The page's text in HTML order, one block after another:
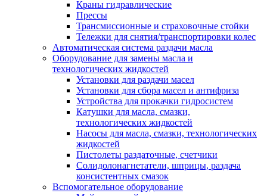
Краны гидравлические
Прессы
Трансмиссионные и страховочные стойки
Тележки для снятия/транспортировки колес
Автоматическая система раздачи масла
Оборудование для замены масла и
технологических жидкостей
Установки для раздачи масел
Установки для сбора масел и антифриза
Устройства для прокачки гидросистем
Катушки для масла, смазки,
технологических жидкостей
Насосы для масла, смазки, технологических
жидкостей
Пистолеты раздаточные, счетчики
Солидолонагнетатели, шприцы, раздача
консистентных смазок
Вспомогательное оборудование